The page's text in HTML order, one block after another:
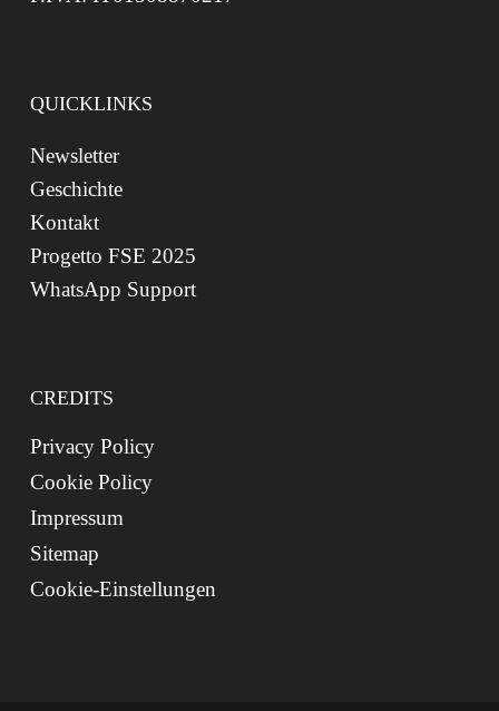
QUICKLINKS
Newsletter
Geschichte
Kontakt
Progetto FSE 2025
WhatsApp Support
CREDITS
Privacy Policy
Cookie Policy
Impressum
Sitemap
Cookie-Einstellungen